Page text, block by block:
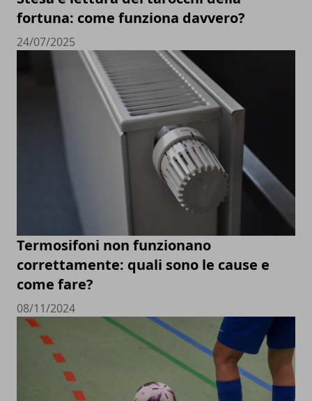
fortuna: come funziona davvero?
24/07/2025
Termosifoni non funzionano
correttamente: quali sono le cause e
come fare?
08/11/2024